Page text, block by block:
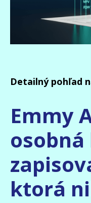
Detailný pohľad
Emmy
ktorá